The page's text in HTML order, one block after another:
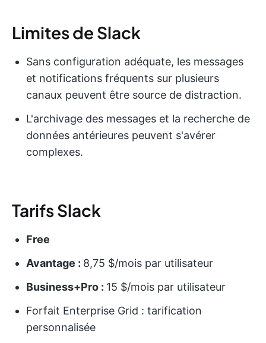
Limites de Slack
Sans configuration adéquate, les messages
et notifications fréquents sur plusieurs
canaux peuvent être source de distraction.
L'archivage des messages et la recherche de
données antérieures peuvent s'avérer
complexes.
Tarifs Slack
Free
Avantage : 8,75 $/mois par utilisateur
Business+Pro : 15 $/mois par utilisateur
Forfait Enterprise Grid : tarification
personnalisée